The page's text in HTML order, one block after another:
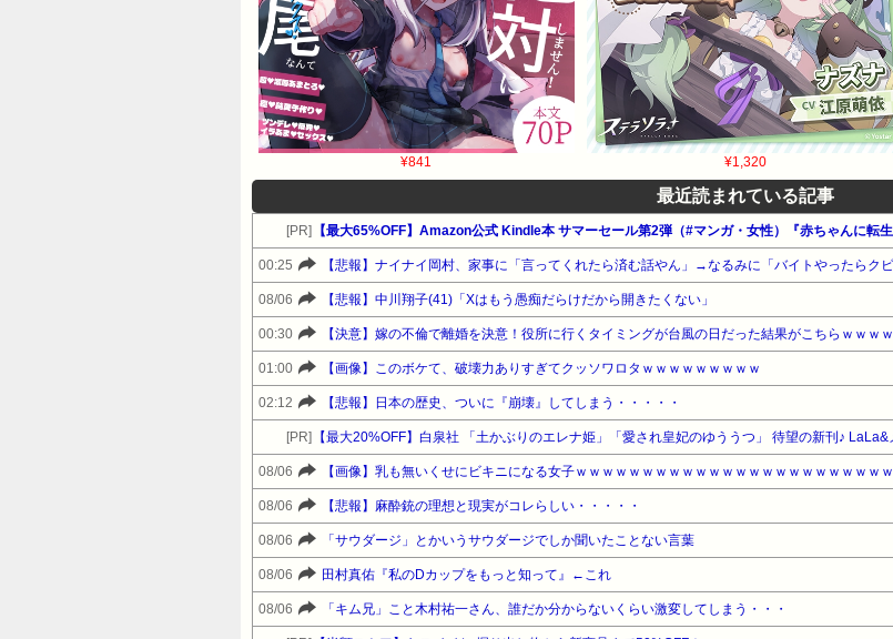
¥841 ¥1,320
最近読まれている記事
[PR]
00:25
08/06 【悲報】中川翔子(41)「Xはもう愚痴だらけだから開きたくない」
00:30 【決意】嫁の不倫で離婚を決意！役所に行くタイミングが台風の日だった結果がこちらｗｗｗｗ
01:00 【画像】このボケて、破壊力ありすぎてクッソワロタｗｗｗｗｗｗｗｗｗ
02:12 【悲報】日本の歴史、ついに『崩壊』してしまう・・・・・
[PR]
08/06 【画像】乳も無いくせにビキニになる女子ｗｗｗｗｗｗｗｗｗｗｗｗｗｗｗｗｗｗｗｗｗｗｗｗ
08/06 【悲報】麻酔銃の理想と現実がコレらしい・・・・・
08/06 「サウダージ」とかいうサウダージでしか聞いたことない言葉
08/06 田村真佑『私のDカップをもっと知って』←これ
08/06 「キム兄」こと木村祐一さん、誰だか分からないくらい激変してしまう・・・